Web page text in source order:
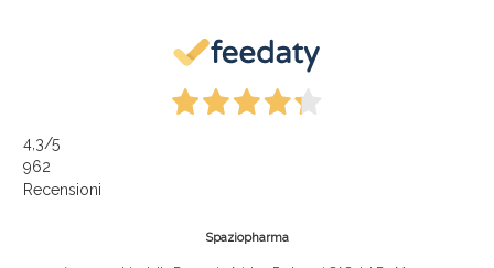
4,3/5
962
Recensioni
Spaziopharma